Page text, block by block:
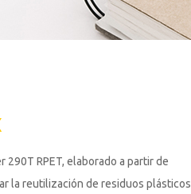
RPET, elaborado a partir de
la reutilización de residuos plásticos